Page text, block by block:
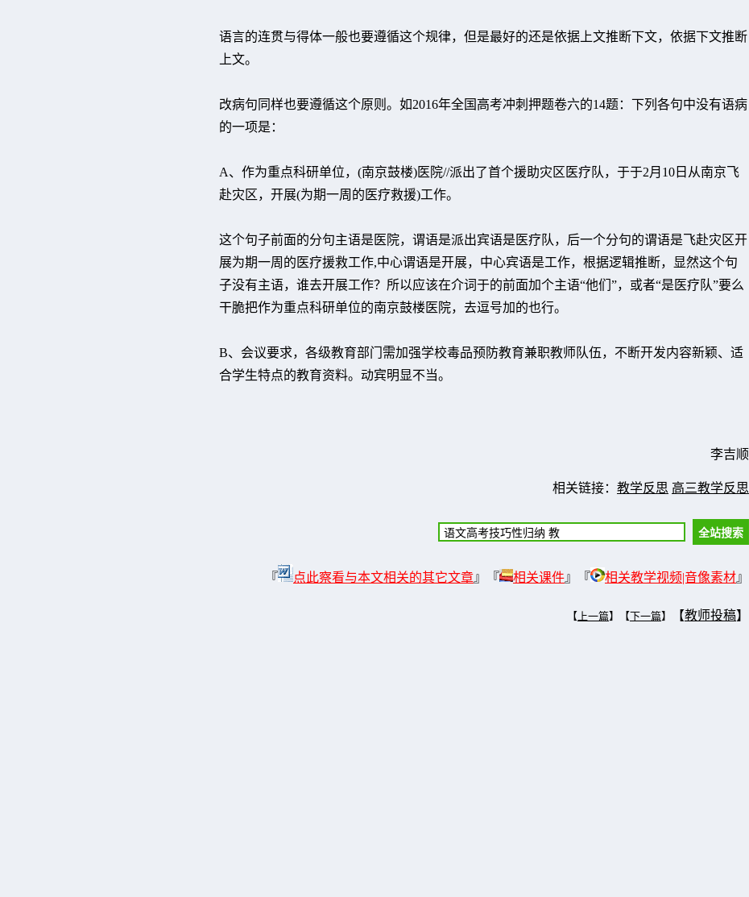
语言的连贯与得体一般也要遵循这个规律，但是最好的还是依据上文推断下文，依据下文推断
上文。
改病句同样也要遵循这个原则。如2016年全国高考冲刺押题卷六的14题：下列各句中没有语病
的一项是：
A、作为重点科研单位，(南京鼓楼)医院//派出了首个援助灾区医疗队，于于2月10日从南京飞
赴灾区，开展(为期一周的医疗救援)工作。
这个句子前面的分句主语是医院，谓语是派出宾语是医疗队，后一个分句的谓语是飞赴灾区开
展为期一周的医疗援救工作,中心谓语是开展，中心宾语是工作，根据逻辑推断，显然这个句
子没有主语，谁去开展工作？所以应该在介词于的前面加个主语“他们”，或者“是医疗队”要么
干脆把作为重点科研单位的南京鼓楼医院，去逗号加的也行。
B、会议要求，各级教育部门需加强学校毒品预防教育兼职教师队伍，不断开发内容新颖、适
合学生特点的教育资料。动宾明显不当。
李吉顺
相关链接： 教学反思 高三教学反思
『 点此察看与本文相关的其它文章』『 相关课件』『 相关教学视频|音像素材』
【 上一篇】【下一篇】 【教师投稿】